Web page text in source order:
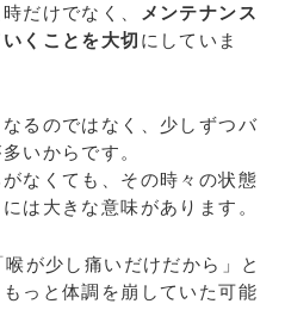
だけでなく、
メンテナンス
くことを大切 にしていま
るのではなく、少しずつバ
いからです。
なくても、その時々の状態
は大きな意味があります。
が少し痛いだけだから」と
っと体調を崩していた可能